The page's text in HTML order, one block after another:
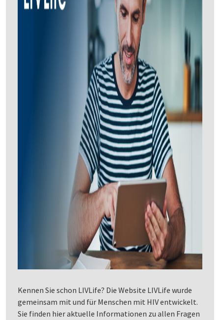
Kennen Sie schon LIVLife? Die Website LIVLife wurde
gemeinsam mit und für Menschen mit HIV entwickelt.
Sie finden hier aktuelle Informationen zu allen Fragen